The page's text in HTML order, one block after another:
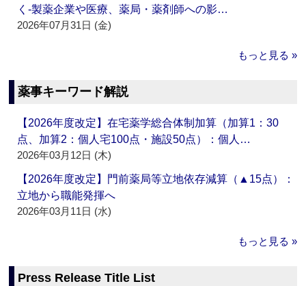
く‐製薬企業や医療、薬局・薬剤師への影…
2026年07月31日 (金)
もっと見る »
薬事キーワード解説
【2026年度改定】在宅薬学総合体制加算（加算1：30
点、加算2：個人宅100点・施設50点）：個人…
2026年03月12日 (木)
【2026年度改定】門前薬局等立地依存減算（▲15点）：
立地から職能発揮へ
2026年03月11日 (水)
もっと見る »
Press Release Title List